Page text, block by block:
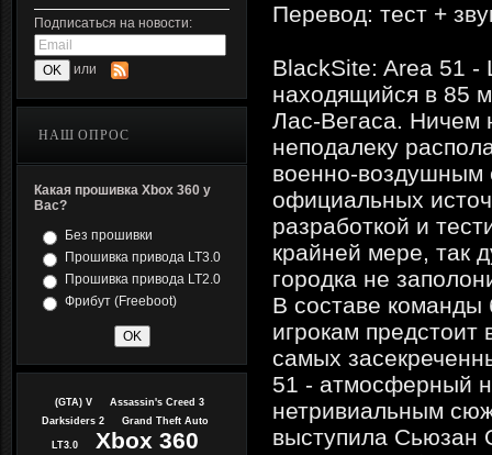
Подписаться на новости:
или
НАШ ОПРОС
Какая прошивка Xbox 360 у
Вас?
Без прошивки
Прошивка привода LT3.0
Прошивка привода LT2.0
Фрибут (Freeboot)
(GTA) V
Assassin's Creed 3
Darksiders 2
Grand Theft Auto
LT3.0 Xbox 360
Перевод: тест +
BlackSite: Area 51 -
находящийся в 85
Лас-Вегаса. Ничем
неподалеку
военно-
официальных
разработкой и
крайней мере, так
городка не
В составе команды
игрокам
самых
51 - атмосферный
нетривиальным
выступила Сьюзан